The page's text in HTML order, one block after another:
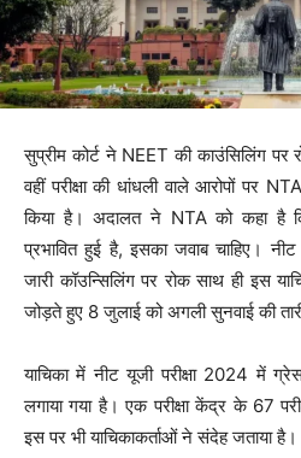
सुप्रीम कोर्ट ने NEET की काउंसिलिंग पर
वहीं परीक्षा की धांधली वाले आरोपों पर
किया है। अदालत ने NTA को कहा है
प्रभावित हुई है, इसका जवाब चाहिए।
जारी कॉउन्सिलिंग पर रोक साथ ही इस
जोड़ते हुए 8 जुलाई को अगली सुनवाई की
याचिका में नीट यूजी परीक्षा 2024 में
लगाया गया है। एक परीक्षा केंद्र के 67
इस पर भी याचिकाकर्ताओं ने संदेह जताया है।